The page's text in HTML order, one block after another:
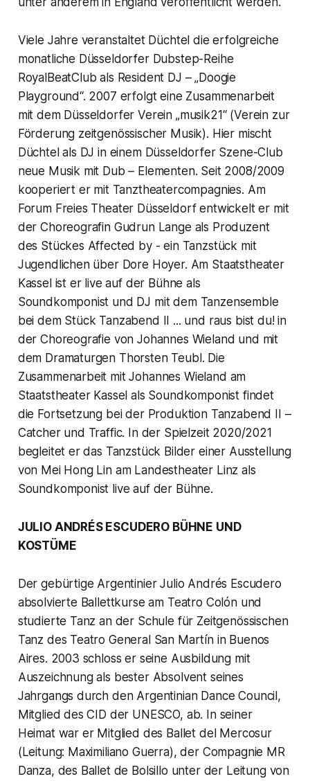
Viele Jahre veranstaltet Düchtel die erfolgreiche
monatliche Düsseldorfer Dubstep-Reihe
RoyalBeatClub als Resident DJ – „Doogie
Playground“. 2007 erfolgt eine Zusammenarbeit
mit dem Düsseldorfer Verein „musik21“ (Verein zur
Förderung zeitgenössischer Musik). Hier mischt
Düchtel als DJ in einem Düsseldorfer Szene-Club
neue Musik mit Dub – Elementen. Seit 2008/2009
kooperiert er mit Tanztheatercompagnies. Am
Forum Freies Theater Düsseldorf entwickelt er mit
der Choreografin Gudrun Lange als Produzent
des Stückes Affected by - ein Tanzstück mit
Jugendlichen über Dore Hoyer. Am Staatstheater
Kassel ist er live auf der Bühne als
Soundkomponist und DJ mit dem Tanzensemble
bei dem Stück Tanzabend II ... und raus bist du! in
der Choreografie von Johannes Wieland und mit
dem Dramaturgen Thorsten Teubl. Die
Zusammenarbeit mit Johannes Wieland am
Staatstheater Kassel als Soundkomponist findet
die Fortsetzung bei der Produktion Tanzabend II –
Catcher und Traffic. In der Spielzeit 2020/2021
begleitet er das Tanzstück Bilder einer Ausstellung
von Mei Hong Lin am Landestheater Linz als
Soundkomponist live auf der Bühne.
JULIO ANDRÉS ESCUDERO BÜHNE UND
KOSTÜME
Der gebürtige Argentinier Julio Andrés Escudero
absolvierte Ballettkurse am Teatro Colón und
studierte Tanz an der Schule für Zeitgenössischen
Tanz des Teatro General San Martín in Buenos
Aires. 2003 schloss er seine Ausbildung mit
Auszeichnung als bester Absolvent seines
Jahrgangs durch den Argentinian Dance Council,
Mitglied des CID der UNESCO, ab. In seiner
Heimat war er Mitglied des Ballet del Mercosur
(Leitung: Maximiliano Guerra), der Compagnie MR
Danza, des Ballet de Bolsillo unter der Leitung von